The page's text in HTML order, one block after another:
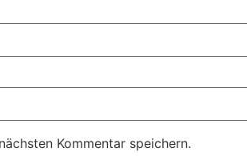
Kommentar speichern.